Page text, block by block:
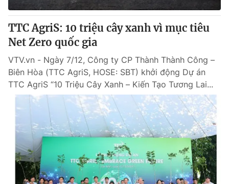
Thị trường 24h Tấm lòng Việt
VTV4 Vươn mình bằng AI
VTV9 VTV8
Liên hệ tòa soạn English
THỜI BÁO VTV
Theo dõi báo trên
TTC AgriS: 10 triệu cây xanh vì mục tiêu
Net Zero quốc gia
VTV.vn - Ngày 7/12, Công ty CP Thành Thành Công –
Biên Hòa (TTC AgriS, HOSE: SBT) khởi động Dự án
TTC AgriS “10 Triệu Cây Xanh – Kiến Tạo Tương Lai...